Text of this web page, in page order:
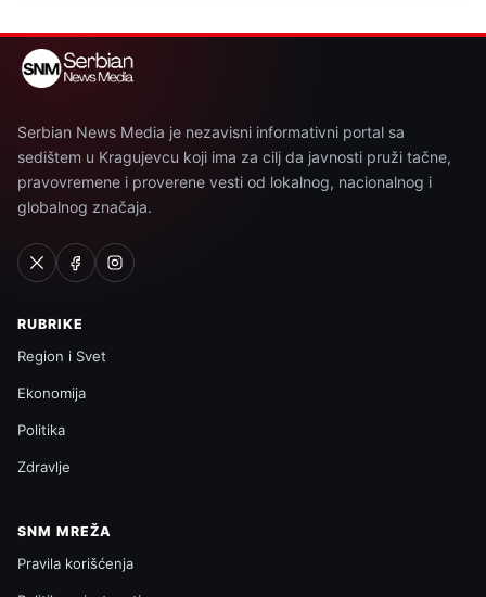
Serbian News Media je nezavisni informativni portal sa
sedištem u Kragujevcu koji ima za cilj da javnosti pruži tačne,
pravovremene i proverene vesti od lokalnog, nacionalnog i
globalnog značaja.
RUBRIKE
Region i Svet
Ekonomija
Politika
Zdravlje
SNM MREŽA
Pravila korišćenja